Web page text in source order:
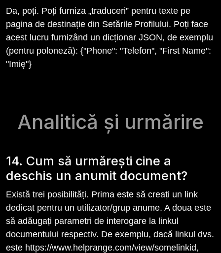
Da, poți. Poți furniza „traduceri” pentru texte pe
pagina de destinație din Setările Profilului. Poți face
acest lucru furnizând un dicționar JSON, de exemplu
(pentru poloneză): {"Phone": "Telefon", "First Name":
"Imię"}
Analitică și urmărire
14. Cum să urmărești cine a
deschis un anumit document?
Există trei posibilități. Prima este să creați un link
dedicat pentru un utilizator/grup anume. A doua este
să adăugați parametri de interogare la linkul
documentului respectiv. De exemplu, dacă linkul dvs.
este https://www.helprange.com/view/somelinkid,